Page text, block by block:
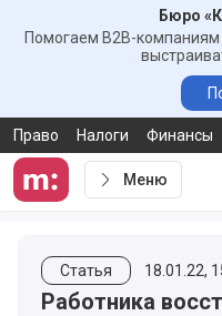
Бюро
Помогаем B2B-
Право Налоги Финансы
Меню
Статья 18.01.22,
Работника